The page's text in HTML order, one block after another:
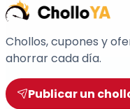
Chollos, cupones y
ahorrar cada día.
Publicar un